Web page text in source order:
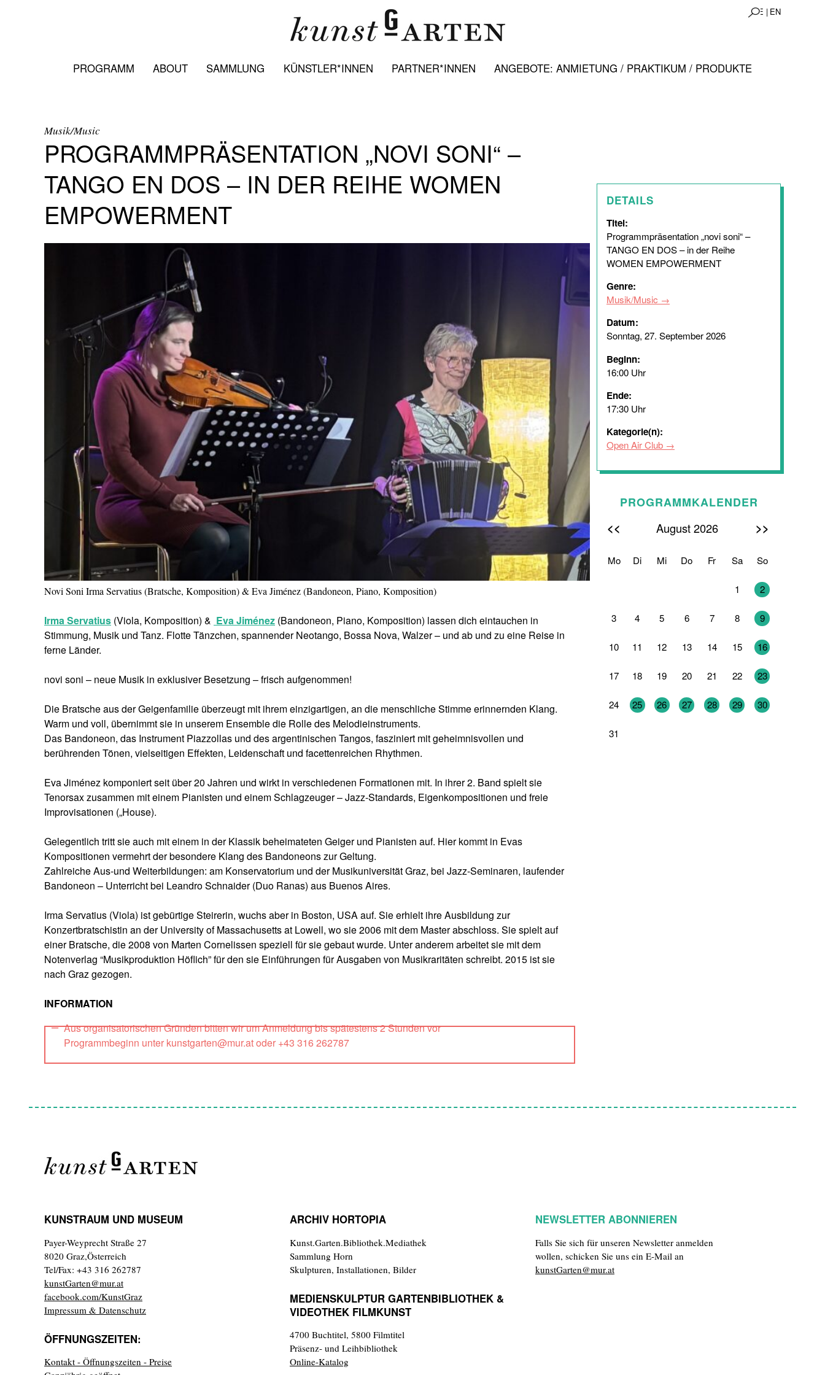
DE | EN
PROGRAMM ABOUT SAMMLUNG KÜNSTLER*INNEN PARTNER*INNEN ANGEBOTE: ANMIETUNG / PRAKTIKUM / PRODUKTE
Musik/Music
PROGRAMMPRÄSENTATION „NOVI SONI“ –
TANGO EN DOS – IN DER REIHE WOMEN
EMPOWERMENT
Novi Soni Irma Servatius (Bratsche, Komposition) & Eva Jiménez (Bandoneon, Piano, Komposition)
Irma Servatius (Viola, Komposition) & Eva Jiménez (Bandoneon, Piano, Komposition) lassen dich eintauchen in
Stimmung, Musik und Tanz. Flotte Tänzchen, spannender Neotango, Bossa Nova, Walzer – und ab und zu eine Reise in
ferne Länder.
novi soni – neue Musik in exklusiver Besetzung – frisch aufgenommen!
Die Bratsche aus der Geigenfamilie überzeugt mit ihrem einzigartigen, an die menschliche Stimme erinnernden Klang.
Warm und voll, übernimmt sie in unserem Ensemble die Rolle des Melodieinstruments.
Das Bandoneon, das Instrument Piazzollas und des argentinischen Tangos, fasziniert mit geheimnisvollen und
berührenden Tönen, vielseitigen Effekten, Leidenschaft und facettenreichen Rhythmen.
Eva Jiménez komponiert seit über 20 Jahren und wirkt in verschiedenen Formationen mit. In ihrer 2. Band spielt sie
Tenorsax zusammen mit einem Pianisten und einem Schlagzeuger – Jazz-Standards, Eigenkompositionen und freie
Improvisationen („House).
Gelegentlich tritt sie auch mit einem in der Klassik beheimateten Geiger und Pianisten auf. Hier kommt in Evas
Kompositionen vermehrt der besondere Klang des Bandoneons zur Geltung.
Zahlreiche Aus-und Weiterbildungen: am Konservatorium und der Musikuniversität Graz, bei Jazz-Seminaren, laufender
Bandoneon – Unterricht bei Leandro Schnaider (Duo Ranas) aus Buenos Aires.
Irma Servatius (Viola) ist gebürtige Steirerin, wuchs aber in Boston, USA auf. Sie erhielt ihre Ausbildung zur
Konzertbratschistin an der University of Massachusetts at Lowell, wo sie 2006 mit dem Master abschloss. Sie spielt auf
einer Bratsche, die 2008 von Marten Cornelissen speziell für sie gebaut wurde. Unter anderem arbeitet sie mit dem
Notenverlag “Musikproduktion Höflich” für den sie Einführungen für Ausgaben von Musikraritäten schreibt. 2015 ist sie
nach Graz gezogen.
INFORMATION
Aus organisatorischen Gründen bitten wir um Anmeldung bis spätestens 2 Stunden vor
Programmbeginn unter kunstgarten@mur.at oder +43 316 262787
DETAILS
Titel:
Programmpräsentation „novi soni“ –
TANGO EN DOS – in der Reihe
WOMEN EMPOWERMENT
Genre:
Musik/Music
Datum:
Sonntag, 27. September 2026
Beginn:
16:00 Uhr
Ende:
17:30 Uhr
Kategorie(n):
Open Air Club
PROGRAMMKALENDER
<< August 2026 >>
Mo Di Mi Do Fr Sa So
1 2
3 4 5 6 7 8 9
10 11 12 13 14 15 16
17 18 19 20 21 22 23
24 25 26 27 28 29 30
31
KUNSTRAUM UND MUSEUM
Payer-Weyprecht Straße 27
8020 Graz,Österreich
Tel/Fax: +43 316 262787
kunstGarten@mur.at
facebook.com/KunstGraz
Impressum & Datenschutz
ÖFFNUNGSZEITEN:
Kontakt - Öffnungszeiten - Preise
ARCHIV HORTOPIA
Kunst.Garten.Bibliothek.Mediathek
Sammlung Horn
Skulpturen, Installationen, Bilder
MEDIENSKULPTUR GARTENBIBLIOTHEK &
VIDEOTHEK FILMKUNST
4700 Buchtitel, 5800 Filmtitel
Präsenz- und Leihbibliothek
Online-Katalog
NEWSLETTER ABONNIEREN
Falls Sie sich für unseren Newsletter anmelden
wollen, schicken Sie uns ein E-Mail an
kunstGarten@mur.at